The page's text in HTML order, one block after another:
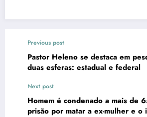
Previous post
Pastor Heleno se destaca em
duas esferas: estadual e federal
Next post
Homem é condenado a mais de
prisão por matar a ex-mulher e o